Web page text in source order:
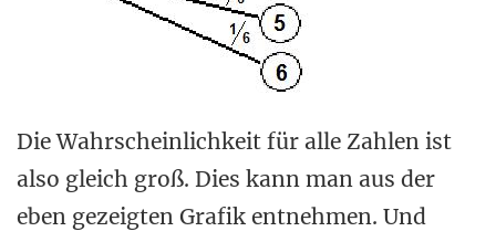
Die Wahrscheinlichkeit für alle Zahlen ist
also gleich groß. Dies kann man aus der
eben gezeigten Grafik entnehmen. Und